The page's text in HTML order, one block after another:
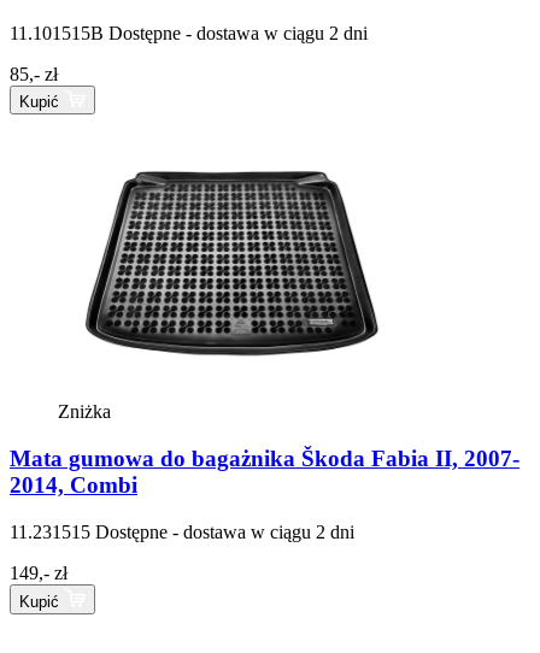
11.101515B Dostępne - dostawa w ciągu 2 dni
85,- zł
Kupić
Zniżka
Mata gumowa do bagażnika Škoda Fabia II, 2007-
2014, Combi
11.231515 Dostępne - dostawa w ciągu 2 dni
149,- zł
Kupić